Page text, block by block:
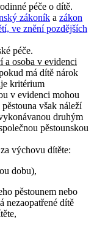
péče o dítě.
zákoník a zákon
ve znění pozdějších
péče.
a osoba v evidenci
má dítě nárok
kritérium
v evidenci mohou
však náleží
druhým
pěstounskou
výchovu dítěte:
dobu),
pěstounem nebo
nezaopatřené dítě